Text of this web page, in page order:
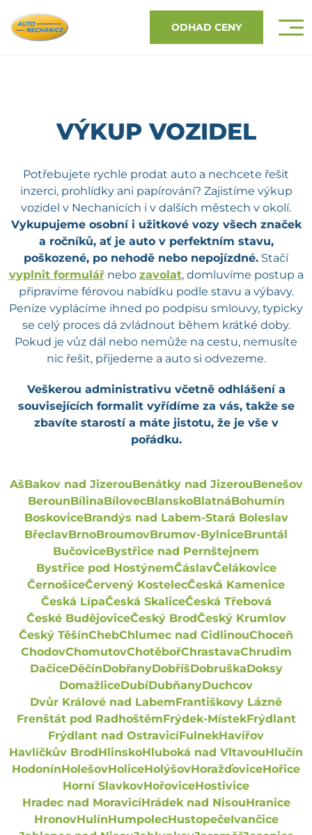
ODHAD CENY
VÝKUP VOZIDEL
Potřebujete rychle prodat auto a nechcete řešit
inzerci, prohlídky ani papírování? Zajistíme výkup
vozidel v Nechanicích i v dalších městech v okolí.
Vykupujeme osobní i užitkové vozy všech značek
a ročníků, ať je auto v perfektním stavu,
poškozené, po nehodě nebo nepojízdné. Stačí
vyplnit formulářnebo zavolat, domluvíme postup a
připravíme férovou nabídku podle stavu a výbavy.
Peníze vyplácíme ihned po podpisu smlouvy, typicky
se celý proces dá zvládnout během krátké doby.
Pokud je vůz dál nebo nemůže na cestu, nemusíte
nic řešit, přijedeme a auto si odvezeme.
Veškerou administrativu včetně odhlášení a
souvisejících formalit vyřídíme za vás, takže se
zbavíte starostí a máte jistotu, že je vše v
pořádku.
AšBakov nad JizerouBenátky nad JizerouBenešov
BerounBílinaBílovecBlanskoBlatnáBohumín
BoskoviceBrandýs nad Labem-Stará Boleslav
BřeclavBrnoBroumovBrumov-BylniceBruntál
BučoviceBystřice nad Pernštejnem
Bystřice pod HostýnemČáslavČelákovice
ČernošiceČervený KostelecČeská Kamenice
Česká LípaČeská SkaliceČeská Třebová
České BudějoviceČeský BrodČeský Krumlov
Český TěšínChebChlumec nad CidlinouChoceň
ChodovChomutovChotěbořChrastavaChrudim
DačiceDěčínDobřanyDobříšDobruškaDoksy
DomažliceDubíDubňanyDuchcov
Dvůr Králové nad LabemFrantiškovy Lázně
Frenštát pod RadhoštěmFrýdek-MístekFrýdlant
Frýdlant nad OstravicíFulnekHavířov
Havlíčkův BrodHlinskoHluboká nad VltavouHlučín
HodonínHolešovHoliceHolýšovHoražďoviceHořice
Horní SlavkovHořoviceHostivice
Hradec nad MoravicíHrádek nad NisouHranice
HronovHulínHumpolecHustopečeIvančice